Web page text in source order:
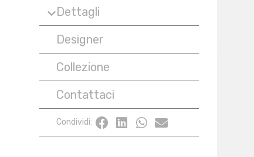
Dettagli
Designer
Collezione
Contattaci
Condividi: